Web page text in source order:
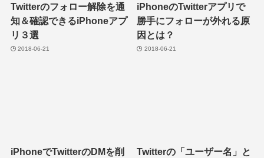
Twitterのフォロー解除を通
知＆確認できるiPhoneアプ
リ３選
2018-06-21
iPhoneのTwitterアプリで
勝手にフォローが外れる原
因とは？
2018-06-21
iPhoneでTwitterのDMを削
Twitterの「ユーザー名」と